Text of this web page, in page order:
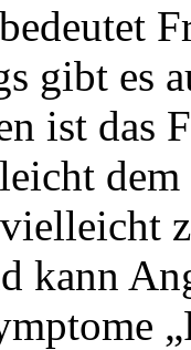
gibt es
ist das
kann